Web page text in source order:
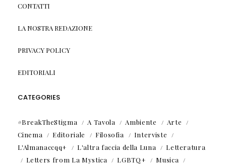
CONTATTI
LA NOSTRA REDAZIONE
PRIVACY POLICY
EDITORIALI
CATEGORIES
#BreakTheStigma A Tavola Ambiente
Arte
Cinema
Editoriale Filosofia
Interviste
L'Almanaccqq+
L'altra faccia della Luna
Letteratura
Letters from La Mystica
LGBTQ+
Musica